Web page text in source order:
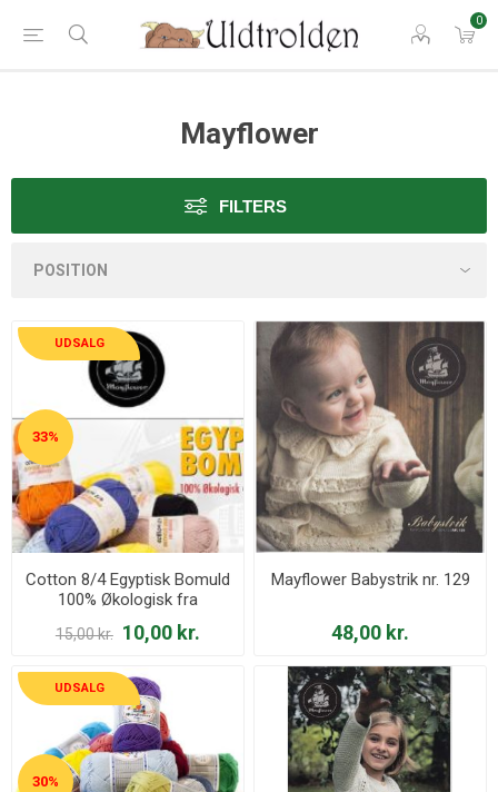
0
Mayflower
FILTERS
UDSALG
33%
Cotton 8/4 Egyptisk Bomuld
100% Økologisk fra
15,00 kr. 10,00 kr.
Mayflower Babystrik nr. 129
48,00 kr.
UDSALG
30%